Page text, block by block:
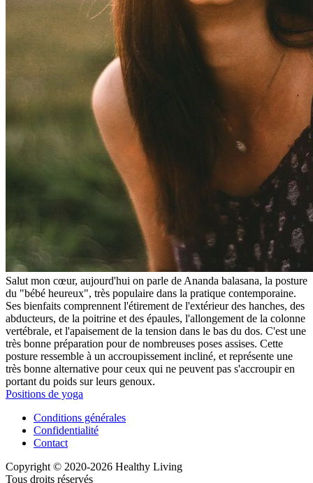
Salut mon cœur, aujourd'hui on parle de Ananda balasana, la posture
du "bébé heureux", très populaire dans la pratique contemporaine.
Ses bienfaits comprennent l'étirement de l'extérieur des hanches, des
abducteurs, de la poitrine et des épaules, l'allongement de la colonne
vertébrale, et l'apaisement de la tension dans le bas du dos. C'est une
très bonne préparation pour de nombreuses poses assises. Cette
posture ressemble à un accroupissement incliné, et représente une
très bonne alternative pour ceux qui ne peuvent pas s'accroupir en
portant du poids sur leurs genoux.
Positions de yoga
Conditions générales
Confidentialité
Contact
Copyright © 2020-2026 Healthy Living
Tous droits réservés